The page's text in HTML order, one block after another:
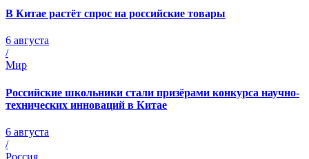
В Китае растёт спрос на российские товары
6 августа
/
Мир
Российские школьники стали призёрами конкурса научно-
технических инноваций в Китае
6 августа
/
Россия